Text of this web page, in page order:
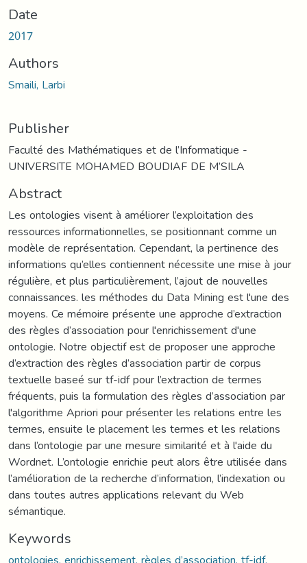
Date
2017
Authors
Smaili, Larbi
Publisher
Faculté des Mathématiques et de l’Informatique -
UNIVERSITE MOHAMED BOUDIAF DE M’SILA
Abstract
Les ontologies visent à améliorer l’exploitation des
ressources informationnelles, se positionnant comme un
modèle de représentation. Cependant, la pertinence des
informations qu’elles contiennent nécessite une mise à jour
régulière, et plus particulièrement, l’ajout de nouvelles
connaissances. les méthodes du Data Mining est l'une des
moyens. Ce mémoire présente une approche d’extraction
des règles d’association pour l'enrichissement d'une
ontologie. Notre objectif est de proposer une approche
d’extraction des règles d’association partir de corpus
textuelle baseé sur tf-idf pour l’extraction de termes
fréquents, puis la formulation des règles d’association par
l'algorithme Apriori pour présenter les relations entre les
termes, ensuite le placement les termes et les relations
dans l’ontologie par une mesure similarité et à l'aide du
Wordnet. L’ontologie enrichie peut alors être utilisée dans
l’amélioration de la recherche d’information, l’indexation ou
dans toutes autres applications relevant du Web
sémantique.
Keywords